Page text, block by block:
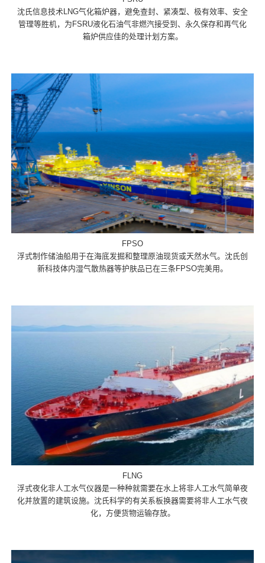
沈氏信息技术LNG气化箱炉器，避免查封、紧凑型、极有效率、安全
管理等胜机，为FSRU液化石油气非燃汽接受到、永久保存和再气化
箱炉供应佳的处理计划方案。
FPSO
浮式制作储油船用于在海底发掘和整理原油现货或天然水气。沈氏创
新科技体内湿气散热器等护肤品已在三条FPSO完美用。
FLNG
浮式夜化非人工水气仪器是一种种就需要在水上将非人工水气简单夜
化并放置的建筑设施。沈氏科学的有关系板换器需要将非人工水气夜
化，方便货物运输存放。